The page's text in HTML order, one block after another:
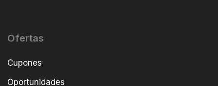
Ofertas
Cupones
Oportunidades